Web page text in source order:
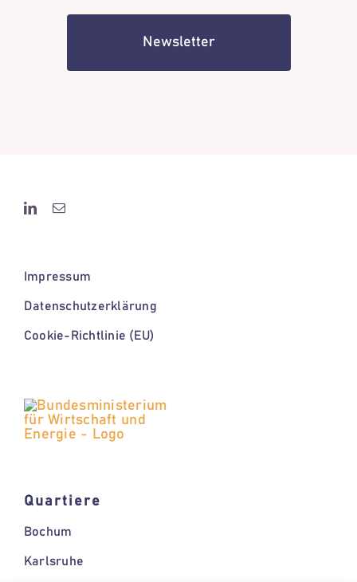
Newsletter
Impressum
Datenschutzerklärung
Cookie-Richtlinie (EU)
Quartiere
Bochum
Karlsruhe